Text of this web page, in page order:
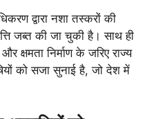
द्वारा नशा तस्करों की
जब्त की जा चुकी है। साथ ही
क्षमता निर्माण के जरिए राज्य
को सजा सुनाई है, जो देश में